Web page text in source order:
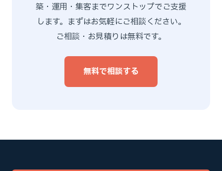
築・運用・集客までワンストップでご支援
します。まずはお気軽にご相談ください。
ご相談・お見積りは無料です。
無料で相談する